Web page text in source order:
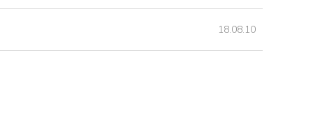
18.08.10